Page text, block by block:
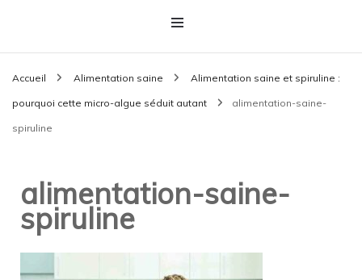
Accueil Alimentation saine Alimentation saine et spiruline :
pourquoi cette micro-algue séduit autant alimentation-saine-
spiruline
alimentation-saine-
spiruline